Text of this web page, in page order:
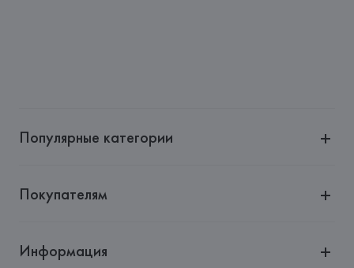
Популярные категории
Покупателям
Информация